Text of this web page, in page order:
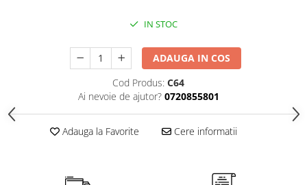
IN STOC
ADAUGA IN COS
Cod Produs: C64
Ai nevoie de ajutor? 0720855801
Adauga la Favorite Cere informatii